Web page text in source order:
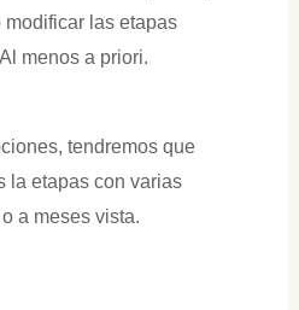
las etapas
menos a priori.
tendremos que
la etapas con varias
a meses vista.